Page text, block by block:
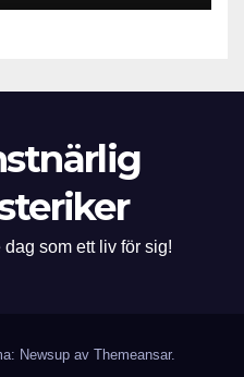
som ett liv för sig!
Newsup av Themeansar.